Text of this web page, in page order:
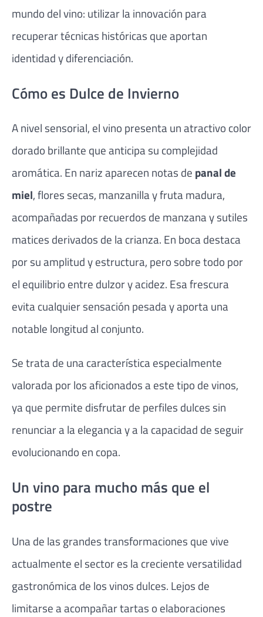
mundo del vino: utilizar la innovación para
recuperar técnicas históricas que aportan
identidad y diferenciación.
Cómo es Dulce de Invierno
A nivel sensorial, el vino presenta un atractivo color
dorado brillante que anticipa su complejidad
aromática. En nariz aparecen notas de panal de
miel, flores secas, manzanilla y fruta madura,
acompañadas por recuerdos de manzana y sutiles
matices derivados de la crianza. En boca destaca
por su amplitud y estructura, pero sobre todo por
el equilibrio entre dulzor y acidez. Esa frescura
evita cualquier sensación pesada y aporta una
notable longitud al conjunto.
Se trata de una característica especialmente
valorada por los aficionados a este tipo de vinos,
ya que permite disfrutar de perfiles dulces sin
renunciar a la elegancia y a la capacidad de seguir
evolucionando en copa.
Un vino para mucho más que el
postre
Una de las grandes transformaciones que vive
actualmente el sector es la creciente versatilidad
gastronómica de los vinos dulces. Lejos de
limitarse a acompañar tartas o elaboraciones